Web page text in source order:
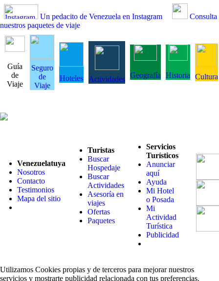
Un pedacito de Venezuela en Instagram
Consulta
nuestros paquetes de viaje
Guía
de
Viaje
Seguro
de
Viaje
Hoteles Actividades Geografía Historia Cultura
Venezuelatuya
Nosotros
Contacto
Testimonios
Mapa del sitio
Turistas
Buscar
Hospedaje
Buscar
Actividades
Asesoría en
viajes
Ofertas
Paquetes
Servicios
Turísticos
Anunciar
aquí
Ayuda
Mi Hotel
o Posada
Mi
Actividad
Turística
Publicidad
Utilizamos Cookies propias y de terceros para mejorar nuestros
servicios y mostrarte publicidad relacionada con tus preferencias.